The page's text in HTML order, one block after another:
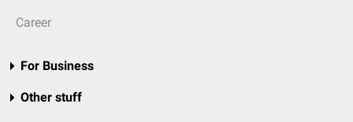
Career
For Business
Other stuff